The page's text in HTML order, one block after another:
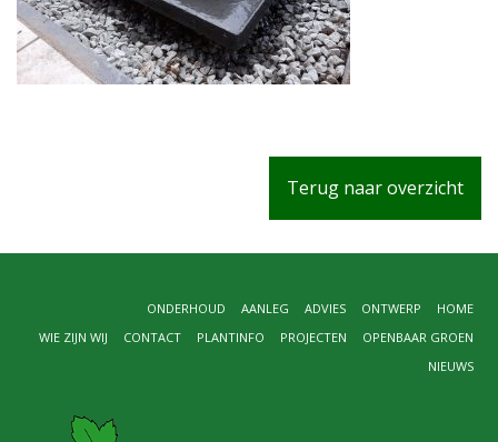
Terug naar overzicht
HOME
ONTWERP
ADVIES
AANLEG
ONDERHOUD
OPENBAAR GROEN
PROJECTEN
PLANTINFO
CONTACT
WIE ZIJN WIJ
NIEUWS